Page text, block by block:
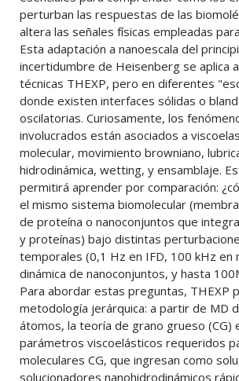
perturban las respuestas de las
altera las señales físicas empleadas
Esta adaptación a nanoescala del
incertidumbre de Heisenberg se aplica
técnicas THEXP, pero en diferentes
donde existen interfaces sólidas o
oscilatorias. Curiosamente, los
involucrados están asociados a
molecular, movimiento browniano,
hidrodinámica, wetting, y ensamblaje.
permitirá aprender por comparación:
el mismo sistema biomolecular
de proteína o nanoconjuntos que
y proteínas) bajo distintas
temporales (0,1 Hz en IFD, 100 kHz en
dinámica de nanoconjuntos, y hasta
Para abordar estas preguntas, THEXP
metodología jerárquica: a partir de MD
átomos, la teoría de grano grueso (CG)
parámetros viscoelásticos requeridos
moleculares CG, que ingresan como
solucionadores nanohidrodinámicos